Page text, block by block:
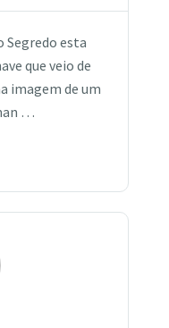
Segredo esta
que veio de
imagem de um
…